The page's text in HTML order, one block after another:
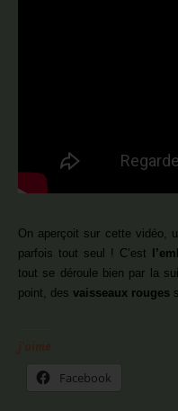
On aperçoit sur cette vidéo,
parfois tout seul ! C’est
tout se déroule bien par la
point, des vaisseaux rouges
Facebook